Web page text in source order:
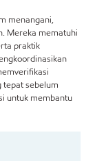
menangani,
Mereka mematuhi
praktik
tepat sebelum
untuk membantu